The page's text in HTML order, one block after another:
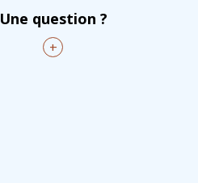
Une question ?
+